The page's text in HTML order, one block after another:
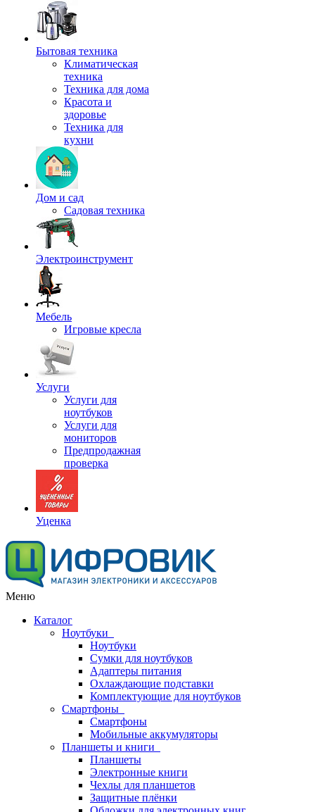
Бытовая техника
Климатическая
техника
Техника для дома
Красота и
здоровье
Техника для
кухни
Дом и сад
Садовая техника
Электроинструмент
Мебель
Игровые кресла
Услуги
Услуги для
ноутбуков
Услуги для
мониторов
Предпродажная
проверка
Уценка
Меню
Каталог
Ноутбуки
Ноутбуки
Сумки для ноутбуков
Адаптеры питания
Охлаждающие подставки
Комплектующие для ноутбуков
Смартфоны
Смартфоны
Мобильные аккумуляторы
Планшеты и книги
Планшеты
Электронные книги
Чехлы для планшетов
Защитные плёнки